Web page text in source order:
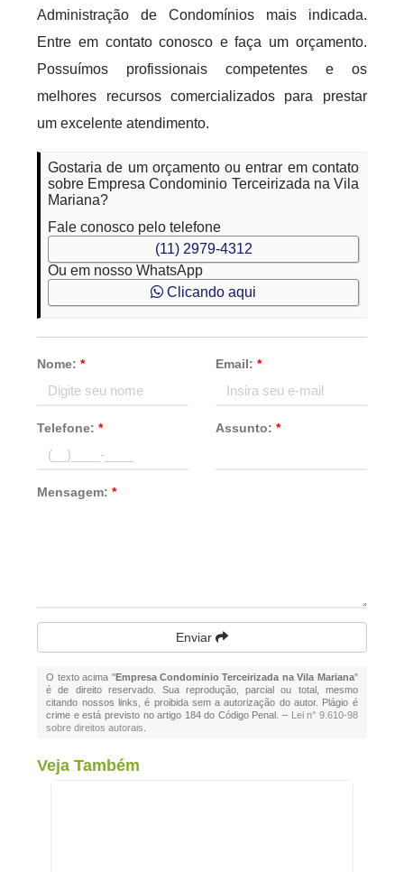
Administração de Condomínios mais indicada.
Entre em contato conosco e faça um orçamento.
Possuímos profissionais competentes e os
melhores recursos comercializados para prestar
um excelente atendimento.
Gostaria de um orçamento ou entrar em contato
sobre Empresa Condominio Terceirizada na Vila
Mariana?
Fale conosco pelo telefone
(11) 2979-4312
Ou em nosso WhatsApp
Clicando aqui
Nome:* Email: *
Telefone:* Assunto: *
Mensagem:*
Enviar
O texto acima "Empresa Condominio Terceirizada na Vila Mariana"
é de direito reservado. Sua reprodução, parcial ou total, mesmo
citando nossos links, é proibida sem a autorização do autor. Plágio é
crime e está previsto no artigo 184 do Código Penal. – Lei n° 9.610-98
sobre direitos autorais
Veja Também